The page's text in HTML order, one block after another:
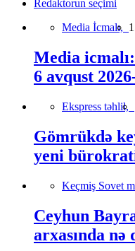
Redaktorun seçimi
Media İcmalı,
Media
6 avqust
Ekspress təhlil,
Gömrükdə
yeni
Keçmiş Sovet
Ceyhun
arxasında nə